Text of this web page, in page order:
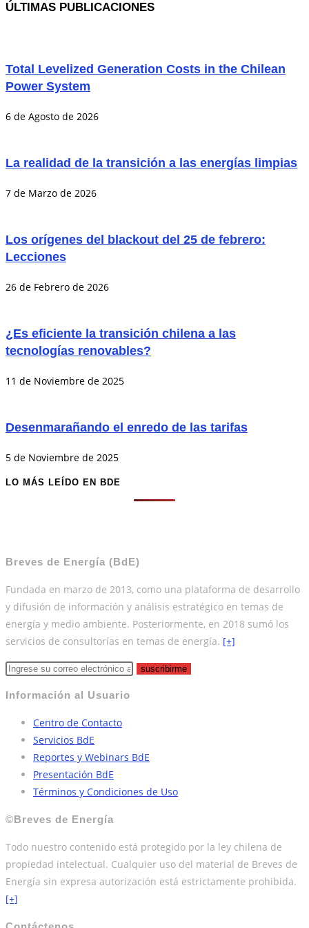
ÚLTIMAS PUBLICACIONES
Total Levelized Generation Costs in the Chilean
Power System
6 de Agosto de 2026
La realidad de la transición a las energías limpias
7 de Marzo de 2026
Los orígenes del blackout del 25 de febrero:
Lecciones
26 de Febrero de 2026
¿Es eficiente la transición chilena a las
tecnologías renovables?
11 de Noviembre de 2025
Desenmarañando el enredo de las tarifas
5 de Noviembre de 2025
LO MÁS LEÍDO EN BDE
Breves de Energía (BdE)
Fundada en marzo de 2013, como una plataforma de desarrollo
y difusión de información y análisis estratégico en temas de
energía y medio ambiente. Posteriormente, en 2018 sumó los
servicios de consultorías en temas de energía. [+]
suscribirme
Información al Usuario
Centro de Contacto
Servicios BdE
Reportes y Webinars BdE
Presentación BdE
Términos y Condiciones de Uso
©Breves de Energía
Todo nuestro contenido está protegido por la ley chilena de
propiedad intelectual. Cualquier uso del material de Breves de
Energía sin expresa autorización está estrictamente prohibida.
[+]